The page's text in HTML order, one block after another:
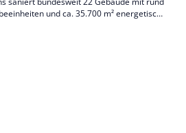
und ca. 35.700 m² energetisch.
und Böblingen (Effizienzklasse D→B);